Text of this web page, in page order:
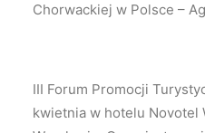
Chorwackiej w Polsce –
III Forum Promocji
kwietnia w hotelu Novotel